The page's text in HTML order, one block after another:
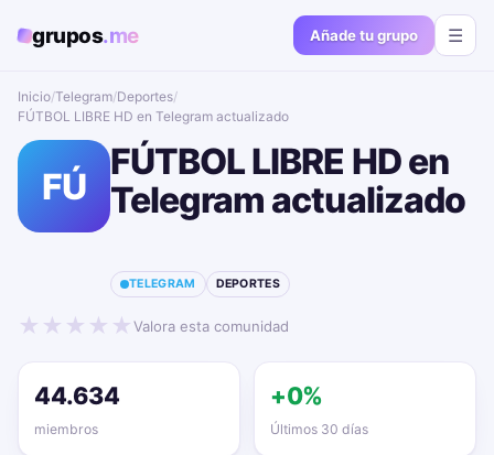
grupos.me Añade tu grupo ☰
Inicio/Telegram/Deportes/
FÚTBOL LIBRE HD en Telegram actualizado📱🔥
FÚ
FÚTBOL LIBRE HD en
Telegram actualizado
TELEGRAM DEPORTES
★ ★ ★ ★ ★Valora esta comunidad
44.634
miembros
+0%
Últimos 30 días